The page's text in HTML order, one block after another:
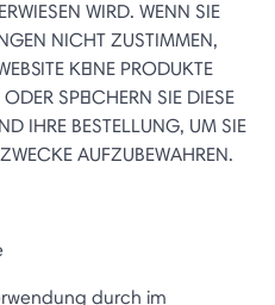
WIRD. WENN SIE
NICHT ZUSTIMMEN,
KEINE PRODUKTE
SPEICHERN SIE DIESE
IHRE BESTELLUNG, UM SIE
AUFZUBEWAHREN.
durch im